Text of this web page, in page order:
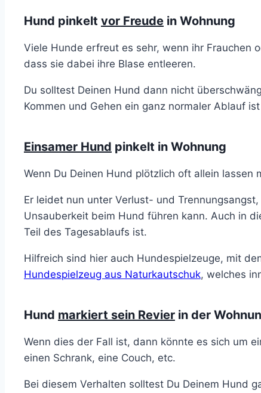
Hund pinkelt vor Freude in Wohnung
Viele Hunde erfreut es sehr, wenn ihr Frauchen
dass sie dabei ihre Blase entleeren.
Du solltest Deinen Hund dann nicht
Kommen und Gehen ein ganz normaler Ablauf
Einsamer Hund pinkelt in Wohnung
Wenn Du Deinen Hund plötzlich oft allein
Er leidet nun unter Verlust- und
Unsauberkeit beim Hund führen kann. Auch in
Teil des Tagesablaufs ist.
Hilfreich sind hier auch Hundespielzeuge, mit
Hundespielzeug aus Naturkautschuk, welches
Hund markiert sein Revier in der
Wenn dies der Fall ist, dann könnte es sich um
einen Schrank, eine Couch, etc.
Bei diesem Verhalten solltest Du Deinem Hund